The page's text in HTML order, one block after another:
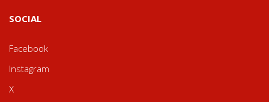
SOCIAL
Facebook
Instagram
X